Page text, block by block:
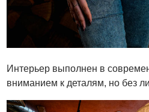
Интерьер выполнен в
вниманием к деталям, но без